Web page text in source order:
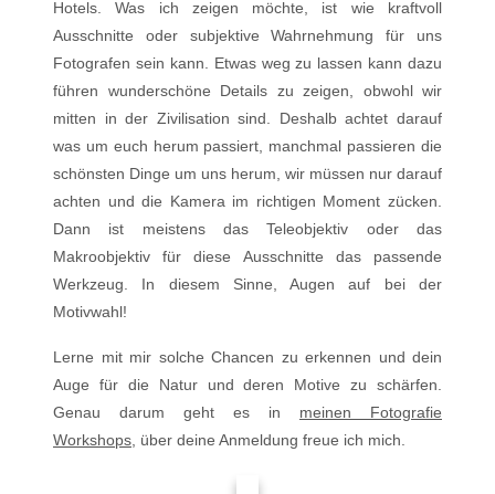
Hotels. Was ich zeigen möchte, ist wie kraftvoll
Ausschnitte oder subjektive Wahrnehmung für uns
Fotografen sein kann. Etwas weg zu lassen kann dazu
führen wunderschöne Details zu zeigen, obwohl wir
mitten in der Zivilisation sind. Deshalb achtet darauf
was um euch herum passiert, manchmal passieren die
schönsten Dinge um uns herum, wir müssen nur darauf
achten und die Kamera im richtigen Moment zücken.
Dann ist meistens das Teleobjektiv oder das
Makroobjektiv für diese Ausschnitte das passende
Werkzeug. In diesem Sinne, Augen auf bei der
Motivwahl!
Lerne mit mir solche Chancen zu erkennen und dein
Auge für die Natur und deren Motive zu schärfen.
Genau darum geht es in meinen Fotografie
Workshops , über deine Anmeldung freue ich mich.